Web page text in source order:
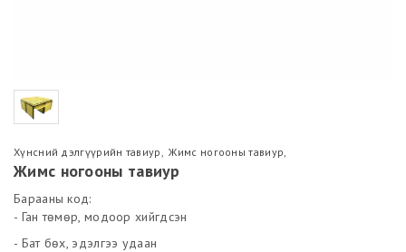
Хүнсний дэлгүүрийн тавиур,Жимс ногооны тавиур,
Жимс ногооны тавиур
Барааны код:
- Ган төмөр, модоор хийгдсэн
- Бат бөх, эдэлгээ удаан